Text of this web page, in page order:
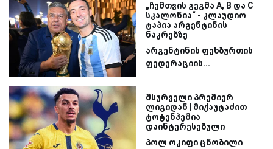
„ჩემთვის გეგმა A, B და C
სკალონია“ - კლაუდიო
ტაპია არგენტინის
ნაკრებზე
არგენტინის ფეხბურთის
ფედერაციის...
მსურველი პრემიერ
ლიგიდან | მიქაუტაძით
ტოტენჰემია
დაინტერესებული
პოლ ოკიფი ცნობილი